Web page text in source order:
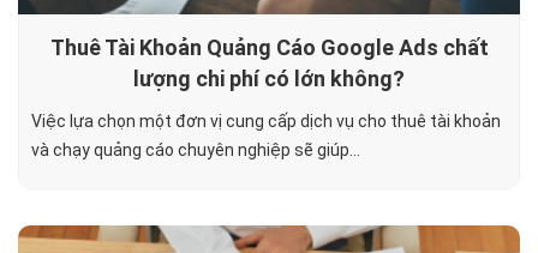
Thuê Tài Khoản Quảng Cáo Google Ads chất
lượng chi phí có lớn không?
Việc lựa chọn một đơn vị cung cấp dịch vụ cho thuê tài khoản
và chạy quảng cáo chuyên nghiệp sẽ giúp...